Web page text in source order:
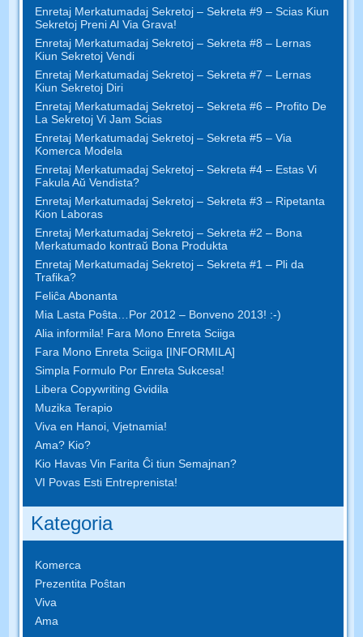
Enretaj Merkatumadaj Sekretoj – Sekreta #9 – Scias Kiun
Sekretoj Preni Al Via Grava!
Enretaj Merkatumadaj Sekretoj – Sekreta #8 – Lernas
Kiun Sekretoj Vendi
Enretaj Merkatumadaj Sekretoj – Sekreta #7 – Lernas
Kiun Sekretoj Diri
Enretaj Merkatumadaj Sekretoj – Sekreta #6 – Profito De
La Sekretoj Vi Jam Scias
Enretaj Merkatumadaj Sekretoj – Sekreta #5 – Via
Komerca Modela
Enretaj Merkatumadaj Sekretoj – Sekreta #4 – Estas Vi
Fakula Aŭ Vendista?
Enretaj Merkatumadaj Sekretoj – Sekreta #3 – Ripetanta
Kion Laboras
Enretaj Merkatumadaj Sekretoj – Sekreta #2 – Bona
Merkatumado kontraŭ Bona Produkta
Enretaj Merkatumadaj Sekretoj – Sekreta #1 – Pli da
Trafika?
Feliĉa Abonanta
Mia Lasta Poŝta…Por 2012 – Bonveno 2013! :-)
Alia informila! Fara Mono Enreta Sciiga
Fara Mono Enreta Sciiga [INFORMILA]
Simpla Formulo Por Enreta Sukcesa!
Libera Copywriting Gvidila
Muzika Terapio
Viva en Hanoi, Vjetnamia!
Ama? Kio?
Kio Havas Vin Farita Ĉi tiun Semajnan?
VI Povas Esti Entreprenista!
Kategoria
Komerca
Prezentita Poŝtan
Viva
Ama